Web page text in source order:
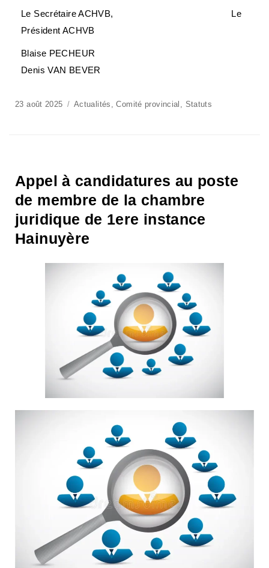
Le Secrétaire ACHVB, Le
Président ACHVB
Blaise PECHEUR
Denis VAN BEVER
23 août 2025 Actualités ,Comité provincial , Statuts
Appel à candidatures au poste
de membre de la chambre
juridique de 1ere instance
Hainuyère